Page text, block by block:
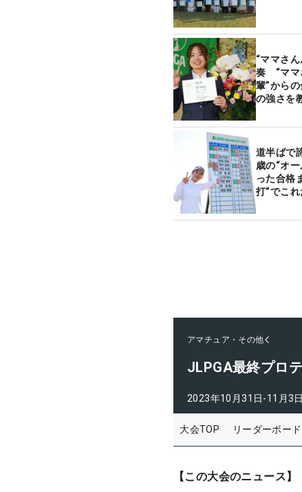
“ママさ
奏 “ママ
輩”から
の強さを
道半ばで
歳の“オ
った合格
打”でこ
アマチュア・その他
JLPGA最終プロ
2023年10月31日-11月3日
大会TOP リーダーボード
【この大会のニュース】